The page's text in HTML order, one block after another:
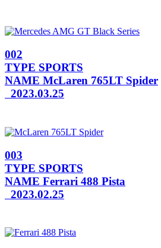
002
TYPE SPORTS
NAME McLaren 765LT Spider
2023.03.25
003
TYPE SPORTS
NAME Ferrari 488 Pista
2023.02.25